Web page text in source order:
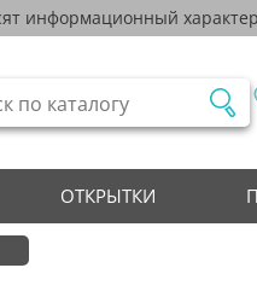
информационный
ОТКРЫТКИ